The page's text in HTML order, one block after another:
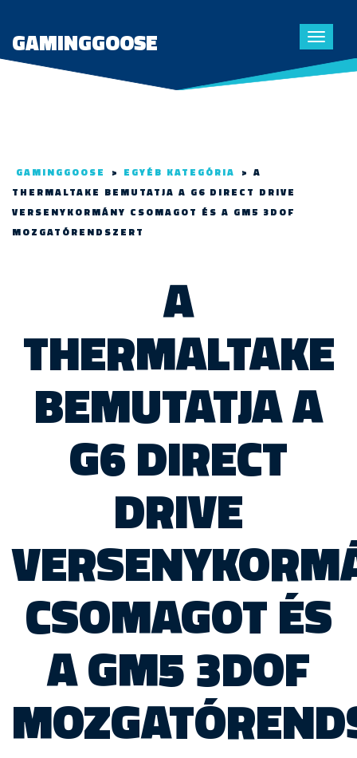
Toggle
GAMINGGOOSE
GAMINGGOOSE > EGYÉB KATEGÓRIA > A
THERMALTAKE BEMUTATJA A G6 DIRECT DRIVE
VERSENYKORMÁNY CSOMAGOT ÉS A GM5 3DOF
MOZGATÓRENDSZERT
A
THERMALTAKE
BEMUTATJA A
G6 DIRECT
DRIVE
CSOMAGOT ÉS
A GM5 3DOF